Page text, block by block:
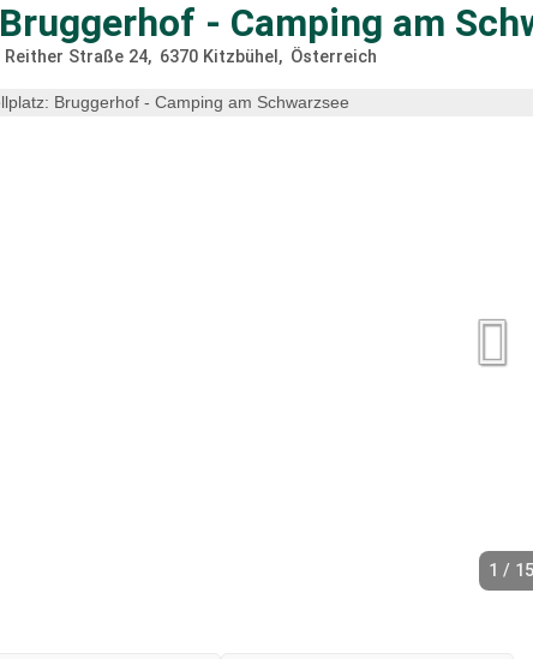
Bruggerhof - Camping am
Reither Straße 24 6370 Kitzbühel Österreich
1 / 15